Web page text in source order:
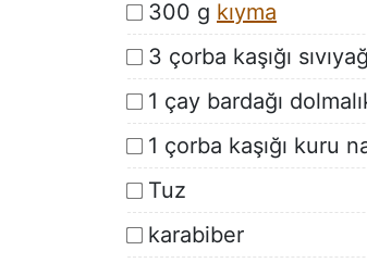
300 g kıyma
3 çorba kaşığı sıvıyağ
1 çay bardağı
1 çorba kaşığı kuru
Tuz
karabiber